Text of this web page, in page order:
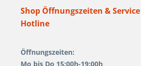
Shop Öffnungszeiten & Service
Hotline
Öffnungszeiten:
Mo bis Do 15:00h-19:00h